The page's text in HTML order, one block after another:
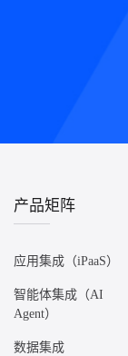
产品矩阵
应用集成（iPaaS）
智能体集成（AI
Agent）
数据集成